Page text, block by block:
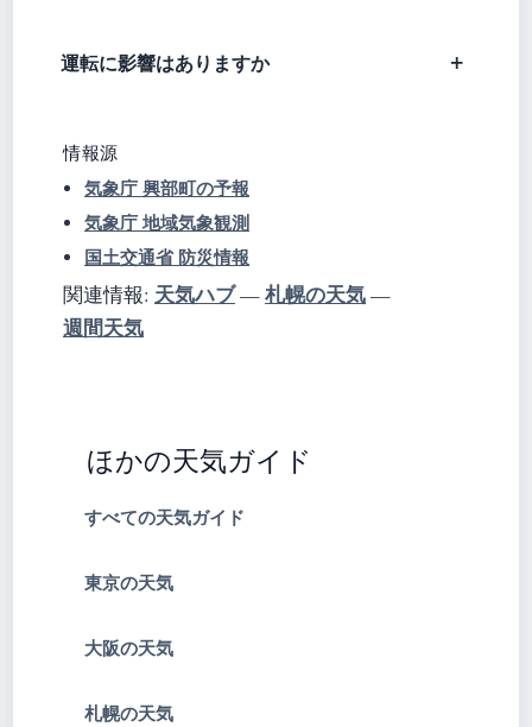
運転に影響はありますか
情報源
気象庁 興部町の予報
気象庁 地域気象観測
国土交通省 防災情報
関連情報: 天気ハブ—札幌の天気—
週間天気
ほかの天気ガイド
すべての天気ガイド
東京の天気
大阪の天気
札幌の天気